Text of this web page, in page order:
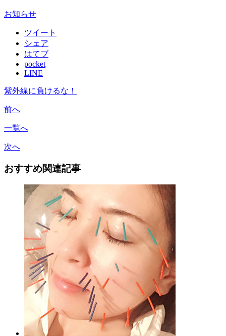
お知らせ
ツイート
シェア
はてブ
pocket
LINE
紫外線に負けるな！
前へ
一覧へ
次へ
おすすめ関連記事